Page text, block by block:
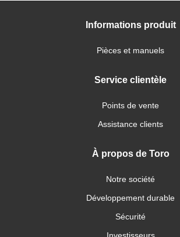
Informations produit
Pièces et manuels
Service clientèle
Points de vente
Assistance clients
À propos de Toro
Notre société
Développement durable
Sécurité